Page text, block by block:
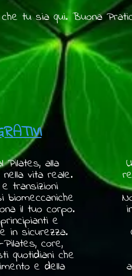
tu sia qui. Buona
Pilates, alla
vita reale.
transizioni
biomeccaniche
il tuo corpo.
e
in sicurezza.
core,
quotidiani che
e della